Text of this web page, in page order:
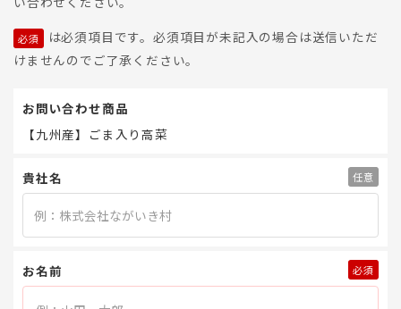
は必須項目です。必須項目が未記入の場合は送信いただ
けませんのでご了承ください。
お問い合わせ商品
【九州産】ごま入り高菜
貴社名
お名前